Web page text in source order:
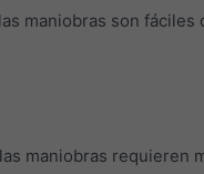
maniobras son
maniobras requieren